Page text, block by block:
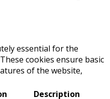
essential for the
cookies ensure basic
of the website,
Description